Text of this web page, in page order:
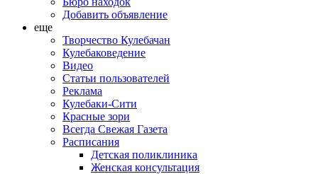
Добавить объявление
еще
Творчество Кулебачан
Кулебаковедение
Видео
Статьи пользователей
Реклама
Кулебаки-Сити
Красные зори
Всегда Свежая Газета
Расписания
Детская поликлиника
Женская консультация